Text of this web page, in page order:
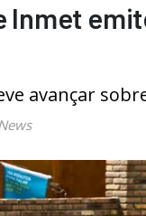
Inmet
avançar